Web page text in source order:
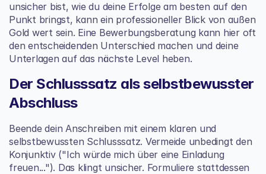
unsicher bist, wie du deine Erfolge am besten auf den
Punkt bringst, kann ein professioneller Blick von außen
Gold wert sein. Eine Bewerbungsberatung kann hier oft
den entscheidenden Unterschied machen und deine
Unterlagen auf das nächste Level heben.
Der Schlusssatz als selbstbewusster
Abschluss
Beende dein Anschreiben mit einem klaren und
selbstbewussten Schlusssatz. Vermeide unbedingt den
Konjunktiv ("Ich würde mich über eine Einladung
freuen..."). Das klingt unsicher. Formuliere stattdessen